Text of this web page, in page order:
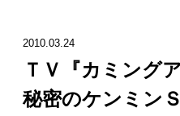
2010.03.24
ＴＶ『カミング
秘密のケンミン